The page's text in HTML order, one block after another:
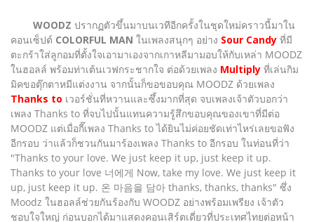
WOODZ ปรากฏตัวขึ้นมาบนเวทีอีกครั้งในชุดใหม่คราวนี้มาใน
คอนเซ็ปต์ COLORFUL MAN ในเพลงสนุกๆ อย่าง Sour Candy ที่มี
ตะกร้าใส่ลูกอมที่ตั้งใจเอามาเองจากเกาหลีมามอบให้กับเหล่า MOODZ
ในฮอลล์ พร้อมท่าเต้นเวฟกระชากใจ ต่อด้วยเพลง Multiply ที่เล่นกิม
มิคขอตุ๊กตาหมีแต่งงาน จากนั้นก็ขอขอบคุณ MOODZ ด้วยเพลง
Thanks to เวอร์ชั่นที่หวานและซึ้งมากที่สุด จบเพลงเจ้าตัวบอกว่า
เพลง Thanks to ที่จบไปนั้นแทนความรู้สึกขอบคุณของเขาที่มีต่อ
MOODZ แต่เมื่อกี๊เพลง Thanks to ได้ยินไม่ค่อยชัดเท่าไหร่เลยขอฟัง
อีกรอบ ว่าแล้วก็ชวนกันมาร้องเพลง Thanks to อีกรอบ ในท่อนที่ว่า
"Thanks to your love. We just keep it up, just keep it up.
Thanks to your love 너에게 Now, take my love. We just keep it
up, just keep it up. 온 마음을 담아 thanks, thanks, thanks" ซึ่ง
Moodz ในฮอลล์ช่วยกันร้องกับ WOODZ อย่างพร้อมเพรียง เจ้าตัว
ชอบใจใหญ่ ก่อนบอกได้มาแสดงคอนเสิร์ตเดี่ยวที่ประเทศไทยต่อหน้า